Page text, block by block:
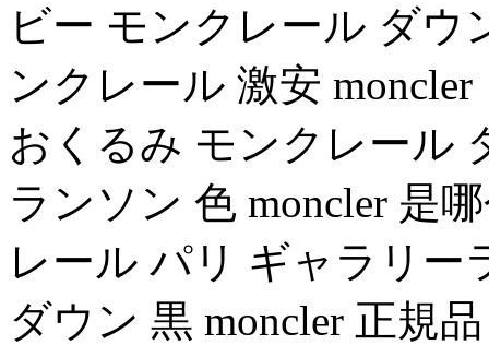
ビー モンクレール ダウ
ンクレール 激安
おくるみ モンクレール
ランソン 色 moncler 是
レール パリ ギャラリ
ダウン 黒 moncler 正規